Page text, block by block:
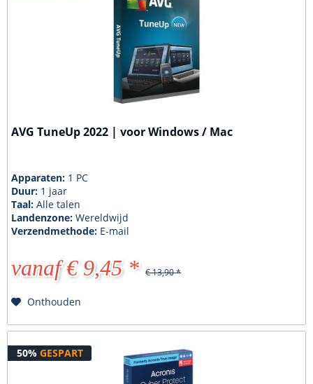
AVG TuneUp 2022 | voor Windows / Mac
Apparaten: 1 PC
Duur: 1 jaar
Taal:Alle talen
Landenzone:Wereldwijd
Verzendmethode: E-mail
vanaf € 9,45 * € 13,90 *
Onthouden
50% GESPART